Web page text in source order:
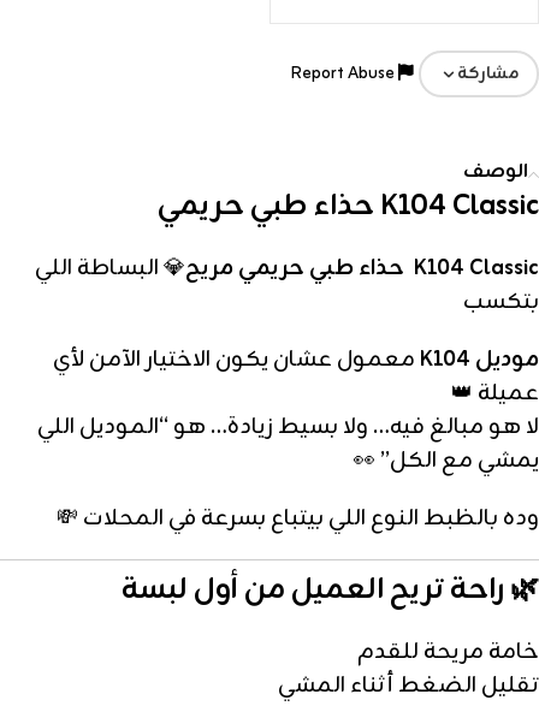
مشاركة
الوصف
K104 Classic حذاء طبي حريمي
K104 Classic حذاء طبي حريمي مريح
💎 البساطة اللي
بتكسب
موديل K104
معمول عشان يكون الاختيار الآمن لأي
عميلة 👑
لا هو مبالغ فيه… ولا بسيط زيادة… هو “الموديل اللي
يمشي مع الكل” 👀
وده بالظبط النوع اللي بيتباع بسرعة في المحلات 💸
🌿 راحة تريح العميل من أول لبسة
خامة مريحة للقدم
تقليل الضغط أثناء المشي